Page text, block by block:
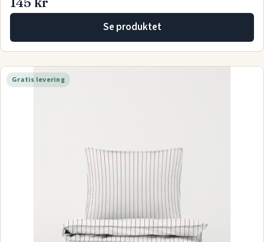
Se produktet
Gratis levering